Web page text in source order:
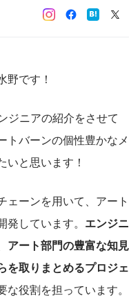
野です！
ジニアの紹介をさせて
トバーンの個性豊かなメ
いと思います！
ェーンを用いて、アート
しています。 エンジニ
アート部門の豊富な知見
を取りまとめるプロジェ
な役割を担っています。